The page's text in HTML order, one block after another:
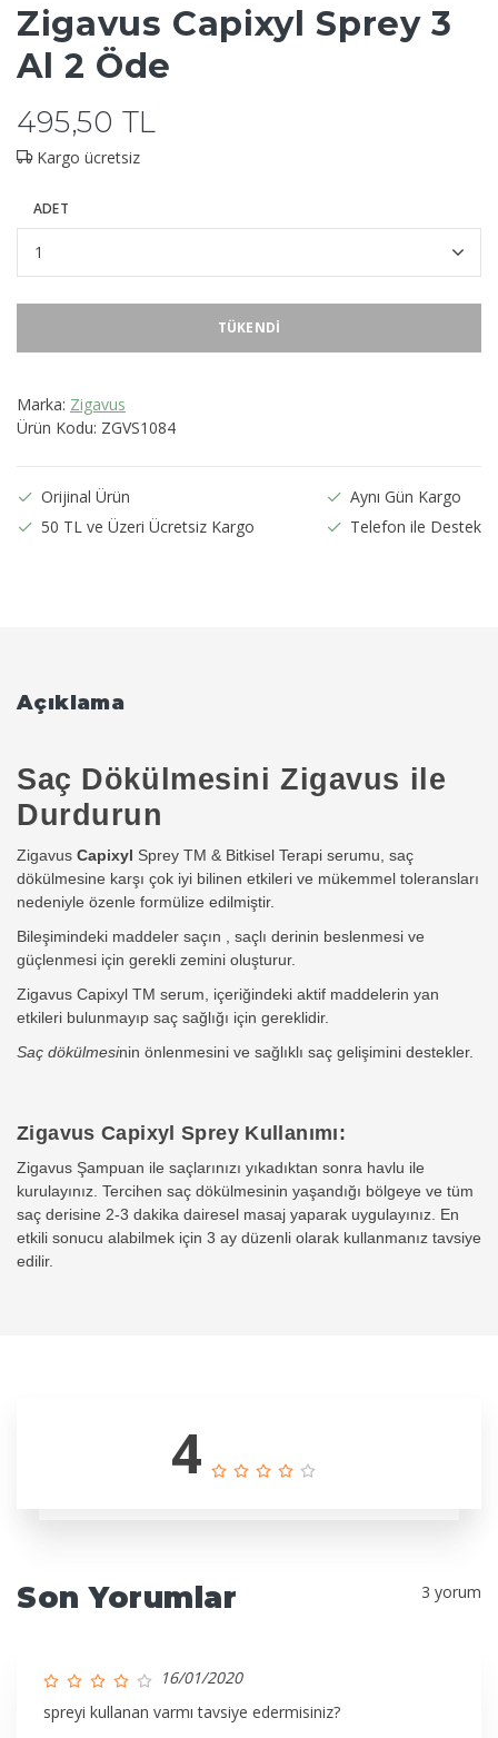
Zigavus Capixyl Sprey 3
Al 2 Öde
495,50 TL
Kargo ücretsiz
ADET
TÜKENDI
Marka: Zigavus
Ürün Kodu: ZGVS1084
Orijinal Ürün
50 TL ve Üzeri Ücretsiz Kargo
Aynı Gün Kargo
Telefon ile Destek
Açıklama
Saç Dökülmesini Zigavus ile
Durdurun
Zigavus Capixyl Sprey TM & Bitkisel Terapi serumu, saç
dökülmesine karşı çok iyi bilinen etkileri ve mükemmel toleransları
nedeniyle özenle formülize edilmiştir.
Bileşimindeki maddeler saçın , saçlı derinin beslenmesi ve
güçlenmesi için gerekli zemini oluşturur.
Zigavus Capixyl TM serum, içeriğindeki aktif maddelerin yan
etkileri bulunmayıp saç sağlığı için gereklidir.
Saç dökülmesinin önlenmesini ve sağlıklı saç gelişimini destekler.
Zigavus Capixyl Sprey Kullanımı:
Zigavus Şampuan ile saçlarınızı yıkadıktan sonra havlu ile
kurulayınız. Tercihen saç dökülmesinin yaşandığı bölgeye ve tüm
saç derisine 2-3 dakika dairesel masaj yaparak uygulayınız. En
etkili sonucu alabilmek için 3 ay düzenli olarak kullanmanız tavsiye
edilir.
4
Son Yorumlar 3 yorum
16/01/2020
spreyi kullanan varmı tavsiye edermisiniz?